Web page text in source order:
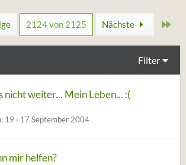
2124 von 2125 Nächste
Filter
nicht weiter... Mein Leben... :(
19 17 September 2004
mir helfen?